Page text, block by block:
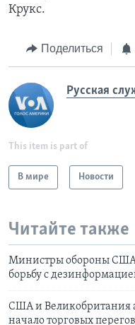
Крукс.
Поделиться
Русская
This item is part of
В мире Новости
Читайте также
Министры обороны США
борьбу с
США и Великобритания
начало торговых